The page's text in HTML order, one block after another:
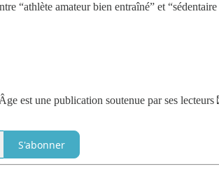
“athlète amateur bien entraîné” et
est une publication soutenue par ses
S'abonner